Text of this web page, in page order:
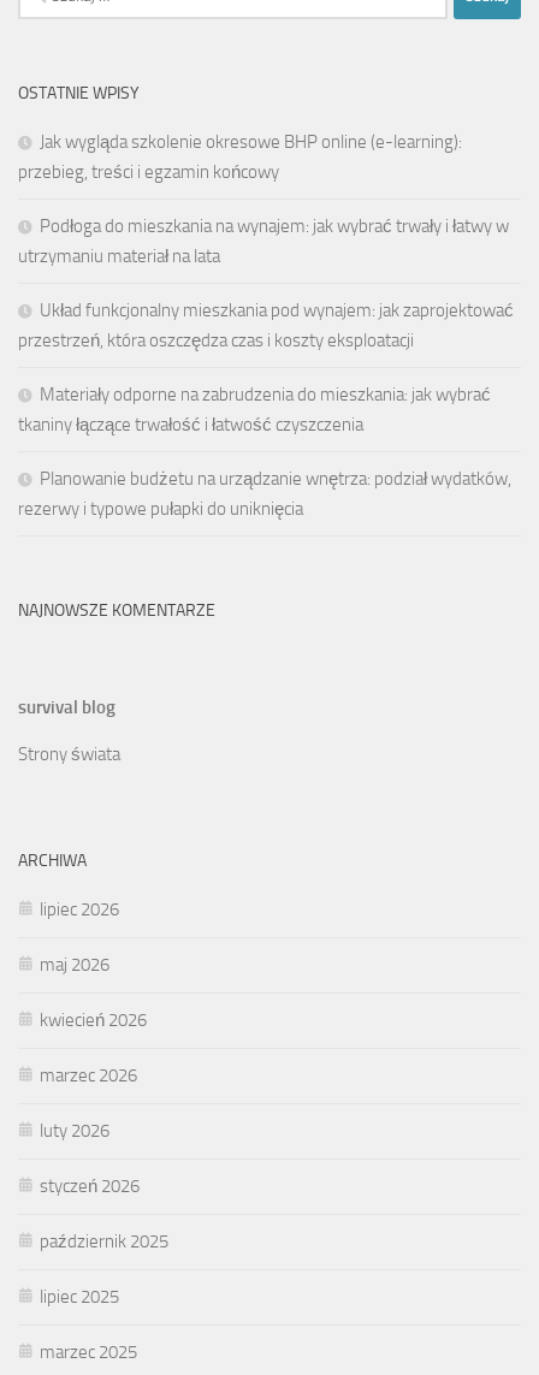
OSTATNIE WPISY
Jak wygląda szkolenie okresowe BHP online (e-learning):
przebieg, treści i egzamin końcowy
Podłoga do mieszkania na wynajem: jak wybrać trwały i łatwy w
utrzymaniu materiał na lata
Układ funkcjonalny mieszkania pod wynajem: jak zaprojektować
przestrzeń, która oszczędza czas i koszty eksploatacji
Materiały odporne na zabrudzenia do mieszkania: jak wybrać
tkaniny łączące trwałość i łatwość czyszczenia
Planowanie budżetu na urządzanie wnętrza: podział wydatków,
rezerwy i typowe pułapki do uniknięcia
NAJNOWSZE KOMENTARZE
survival blog
Strony świata
ARCHIWA
lipiec 2026
maj 2026
kwiecień 2026
marzec 2026
luty 2026
styczeń 2026
październik 2025
lipiec 2025
marzec 2025